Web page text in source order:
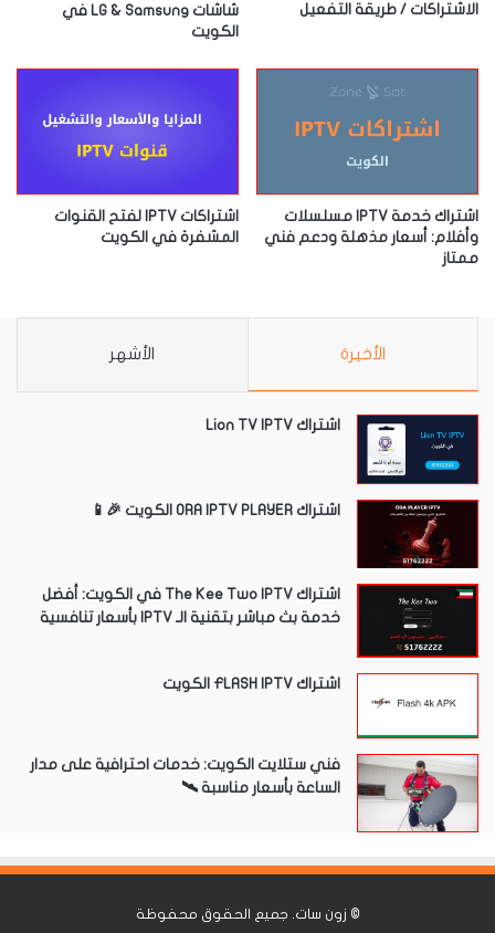
الاشتراكات / طريقة التفعيل
شاشات LG & Samsung في
الكويت
اشتراك خدمة IPTV مسلسلات
وأفلام: أسعار مذهلة ودعم فني
ممتاز
اشتراكات IPTV لفتح القنوات
المشفرة في الكويت
الأخيرة الأشهر
اشتراك Lion TV IPTV
اشتراك ORA IPTV PLAYER الكويت 🎉📱
اشتراك The Kee Two IPTV في الكويت: أفضل
خدمة بث مباشر بتقنية الـ IPTV بأسعار تنافسية
اشتراك FLASH IPTV الكويت
فني ستلايت الكويت: خدمات احترافية على مدار
الساعة بأسعار مناسبة 🛰️
© زون سات. جميع الحقوق محفوظة